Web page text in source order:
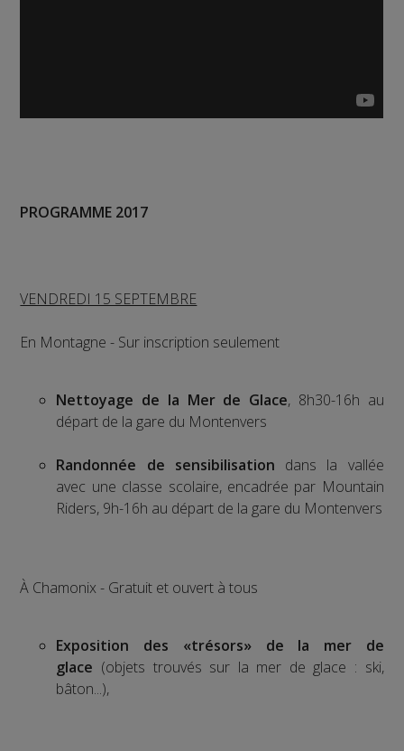
PROGRAMME 2017
VENDREDI 15 SEPTEMBRE
En Montagne - Sur inscription seulement
Nettoyage de la Mer de Glace, 8h30-16h au
départ de la gare du Montenvers
Randonnée de sensibilisation dans la vallée
avec une classe scolaire, encadrée par Mountain
Riders, 9h-16h au départ de la gare du Montenvers
À Chamonix - Gratuit et ouvert à tous
Exposition des «trésors» de la mer de
glace (objets trouvés sur la mer de glace : ski,
bâton...),